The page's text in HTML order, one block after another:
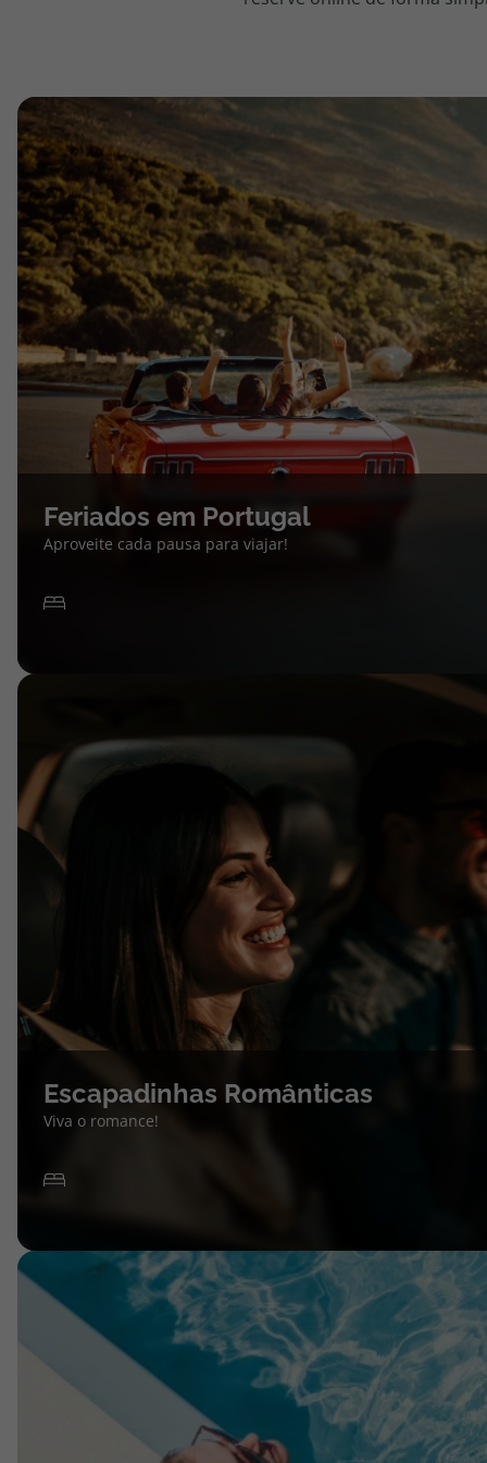
topatlantico@topatlantico.com
Feriados em Portugal
Aproveite cada pausa para viajar!
Escapadinhas Românticas
Viva o romance!